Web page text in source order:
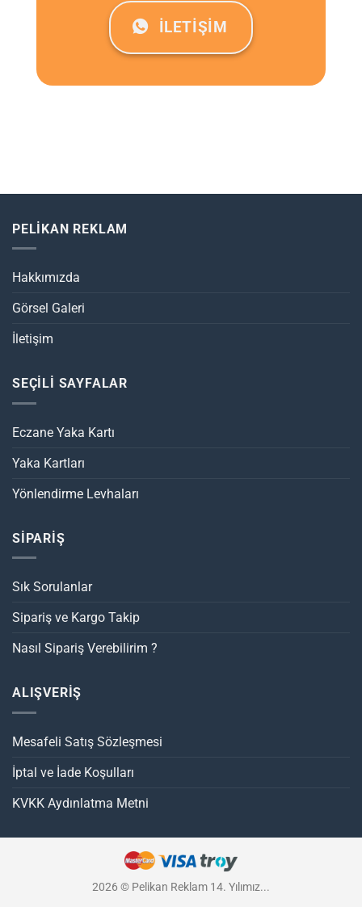
İLETİŞİM
PELİKAN REKLAM
Hakkımızda
Görsel Galeri
İletişim
SEÇİLİ SAYFALAR
Eczane Yaka Kartı
Yaka Kartları
Yönlendirme Levhaları
SİPARİŞ
Sık Sorulanlar
Sipariş ve Kargo Takip
Nasıl Sipariş Verebilirim ?
ALIŞVERİŞ
Mesafeli Satış Sözleşmesi
İptal ve İade Koşulları
KVKK Aydınlatma Metni
2026 © Pelikan Reklam 14. Yılımız...